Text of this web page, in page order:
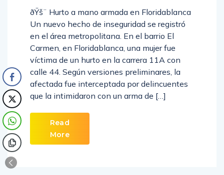
ðŸš¨ Hurto a mano armada en Floridablanca
Un nuevo hecho de inseguridad se registró
en el área metropolitana. En el barrio El
Carmen, en Floridablanca, una mujer fue
víctima de un hurto en la carrera 11A con
calle 44. Según versiones preliminares, la
afectada fue interceptada por delincuentes
que la intimidaron con un arma de […]
Read
More